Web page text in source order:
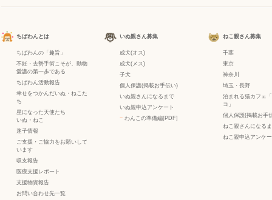
ちばわんとは
ちばわんの「趣旨」
不妊・去勢手術こそが、動物
愛護の第一歩である
ちばわん活動報告
幸せをつかんだいぬ・ねこた
ち
星になった天使たち
いぬ ・ ねこ
迷子情報
ご支援・ご協力をお願いして
います
収支報告
医療支援レポート
支援物資報告
お問い合わせ先一覧
いぬ親さん募集
成犬(オス)
成犬(メス)
子犬
個人保護(掲載お手伝い)
いぬ親さんになるまで
いぬ親申込アンケート
− わんこの準備編[PDF]
ねこ親さん募集
千葉
東京
神奈川
埼玉・長野
泊まれる猫カフェ
コ」
個人保護(掲載お手
ねこ親さんになる
ねこ親申込アンケ